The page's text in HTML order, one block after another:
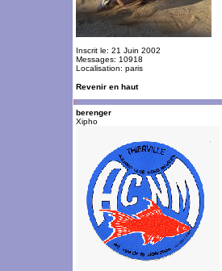
Inscrit le: 21 Juin 2002
Messages: 10918
Localisation: paris
Revenir en haut
berenger
Xipho